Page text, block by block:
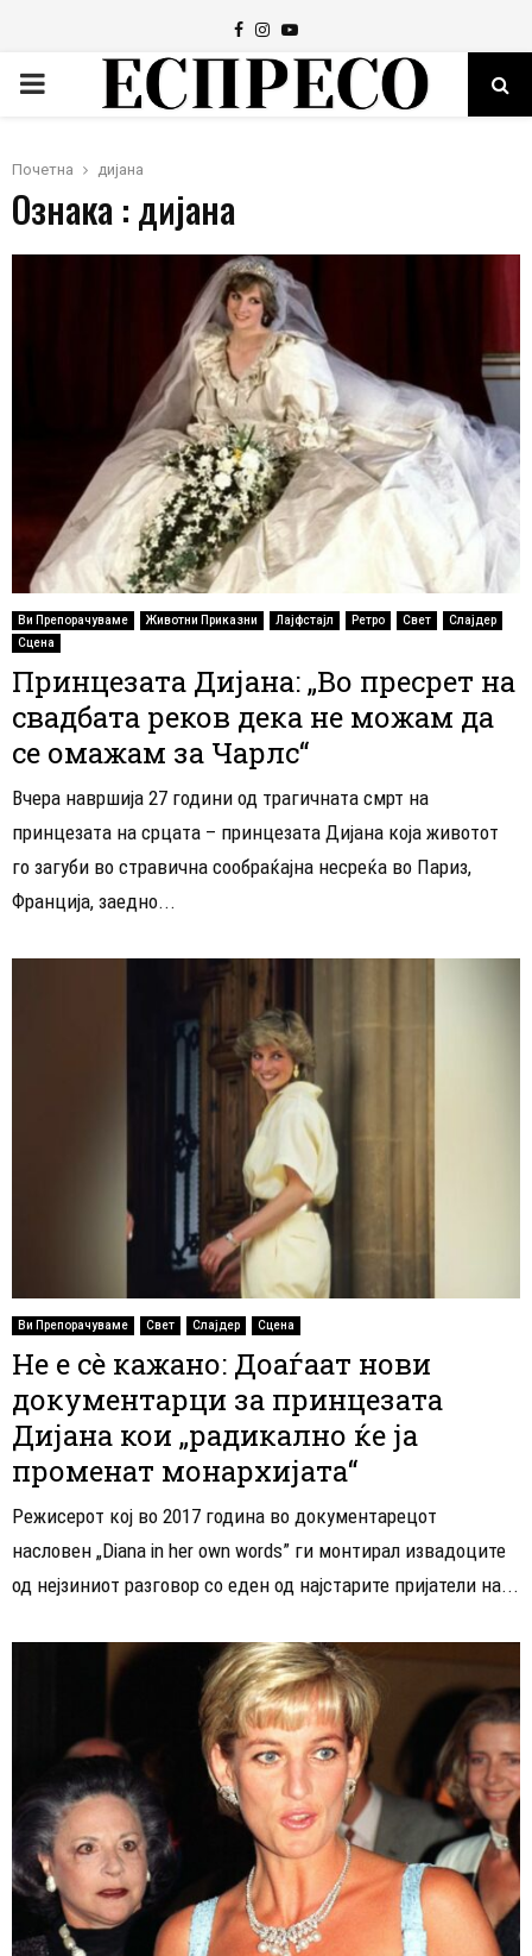
Facebook
Instagram
Youtube
PRIMARY
Почетна дијана
Ознака : дијана
Ви Препорачуваме Животни Приказни Лајфстајл Ретро Свет
Слајдер
Сцена
Принцезата Дијана: „Во пресрет на
свадбата реков дека не можам да
се омажам за Чарлс“
Вчера навршија 27 години од трагичната смрт на
принцезата на срцата – принцезата Дијана која животот
го загуби во стравична сообраќајна несреќа во Париз,
Франција, заедно...
Ви Препорачуваме Свет Слајдер Сцена
Не е сè кажано: Доаѓаат нови
документарци за принцезата
Дијана кои „радикално ќе ја
променат монархијата“
Режисерот кој во 2017 година во документарецот
насловен „Diana in her own words” ги монтирал извадоците
од нејзиниот разговор со еден од најстарите пријатели на...